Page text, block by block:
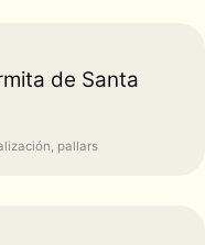
de Santa
pallars